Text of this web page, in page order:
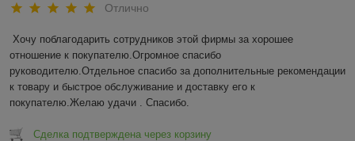
Отлично
Хочу поблагодарить сотрудников этой фирмы за хорошее
отношение к покупателю.Огромное спасибо
руководителю.Отдельное спасибо за дополнительные рекомендации
к товару и быстрое обслуживание и доставку его к
покупателю.Желаю удачи . Спасибо.
Сделка подтверждена через корзину